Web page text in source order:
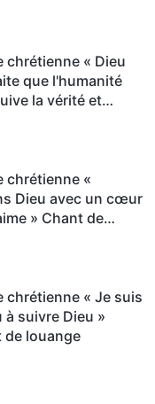
chrétienne « Dieu
que l'humanité
la vérité et
chrétienne «
Dieu avec un cœur
» Chant de
chrétienne « Je suis
à suivre Dieu »
de louange